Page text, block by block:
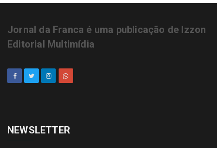
Jornal da Franca é uma publicação de Izzon
Editorial Multimídia
NEWSLETTER